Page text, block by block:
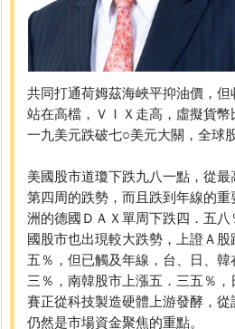
共同打通荷姆茲海峽平抑油價，
站在高檔，ＶＩＸ走高，虛擬貨
一九美元跌破七○美元大關，全球
美國股市道瓊下跌九八一點，從
第四周的跌勢，而且跌到年線的
洲的德國ＤＡＸ單周下跌四．五
國股市也出現較大跌勢，上證Ａ
五％，但已觸及年線，台、日、
三％，南韓股市上漲五．三五％
賽正從科技製造硬體上游發酵，
仍然是市場資金聚焦的重點。